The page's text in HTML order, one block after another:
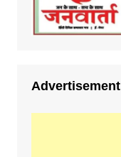
Advertisement